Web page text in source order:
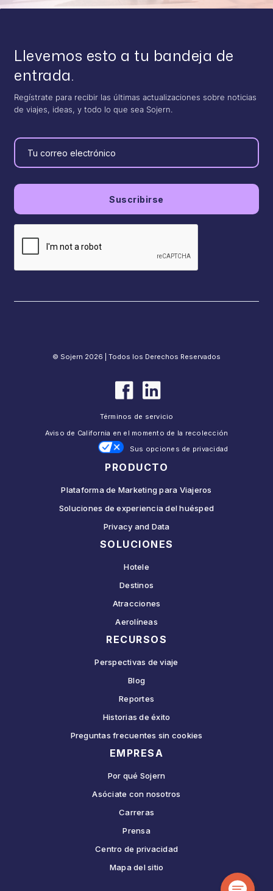
Llevemos esto a tu bandeja de
entrada.
Regístrate para recibir las últimas actualizaciones sobre noticias
de viajes, ideas, y todo lo que sea Sojern.
PRODUCTO
Plataforma de Marketing para Viajeros
Soluciones de experiencia del huésped
Privacy and Data
SOLUCIONES
Hotele
Destinos
Atracciones
Aerolíneas
RECURSOS
Perspectivas de viaje
Blog
Reportes
Historias de éxito
Preguntas frecuentes sin cookies
EMPRESA
Por qué Sojern
Asóciate con nosotros
Carreras
Prensa
Centro de privacidad
Mapa del sitio
© Sojern 2026 | Todos los Derechos Reservados
Términos de servicio
Aviso de California en el momento de la recolección
Sus opciones de privacidad